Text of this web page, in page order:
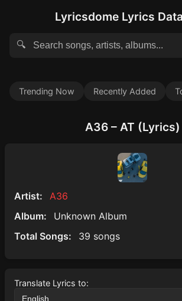
Lyricsdome Lyrics
🔍
Trending Now Recently Added
A36 – AT (Lyrics)
Artist:
A36
Album:
Unknown Album
Total Songs:
39 songs
Translate Lyrics to: